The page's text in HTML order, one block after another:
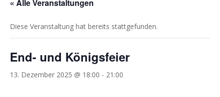
« Alle Veranstaltungen
Diese Veranstaltung hat bereits stattgefunden.
End- und Königsfeier
13. Dezember 2025 @ 18:00 - 21:00